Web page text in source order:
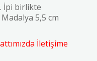
İpi birlikte
5,5 cm
İletişime